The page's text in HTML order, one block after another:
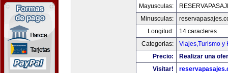
Mayusculas:
Minusculas:
Longitud:
14 caracteres
Categorias:
Viajes,Turismo y
Precio:
Realizar una
Visitar!